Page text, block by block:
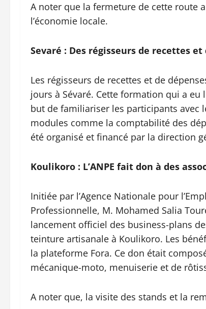
A noter que la fermeture de cette route
l’économie locale.
Sevaré : Des régisseurs de recettes
Les régisseurs de recettes et de
jours à Sévaré. Cette formation qui a
but de familiariser les participants avec
modules comme la comptabilité des
été organisé et financé par la direction
Koulikoro : L’ANPE fait don à des
Initiée par l’Agence Nationale pour
Professionnelle, M. Mohamed Salia
lancement officiel des business-plans
teinture artisanale à Koulikoro. Les
la plateforme Fora. Ce don était
mécanique-moto, menuiserie et de
A noter que, la visite des stands et la